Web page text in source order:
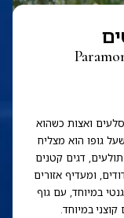
ואצות כשהוא
גופו הוא מצליח
דגים קטנים
ומעדיף אזורים
במיוחד, עם גוף
במיוחד.